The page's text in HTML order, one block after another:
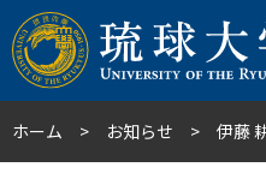
ホーム お知らせ 伊藤 耕介